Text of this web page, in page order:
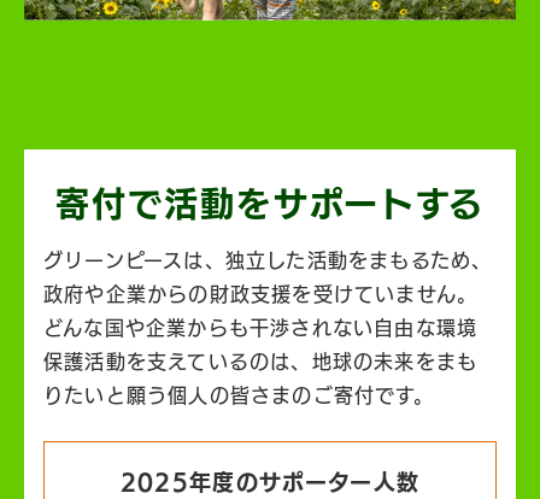
寄付で活動をサポートする
グリーンピースは、独立した活動をまもるため、
政府や企業からの財政支援を受けていません。
どんな国や企業からも干渉されない自由な環境
保護活動を支えているのは、地球の未来をまも
りたいと願う個人の皆さまのご寄付です。
2025年度のサポーター人数